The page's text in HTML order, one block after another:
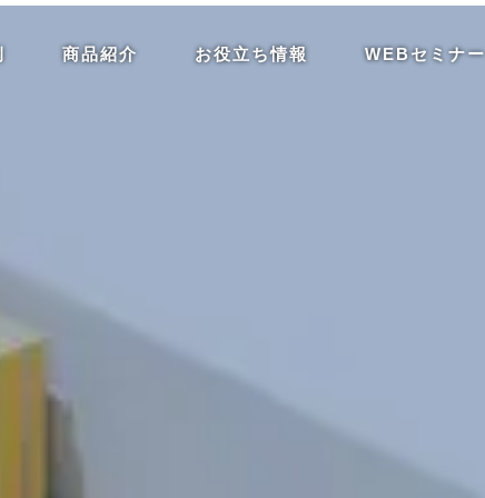
商品紹介 お役立ち情報 WEBセミナー